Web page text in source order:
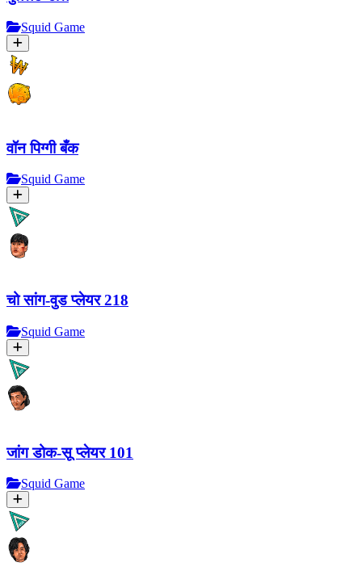
Squid Game
वॉन पिग्गी बँक
Squid Game
चो सांग-वुड प्लेयर 218
Squid Game
जांग डोक-सू प्लेयर 101
Squid Game